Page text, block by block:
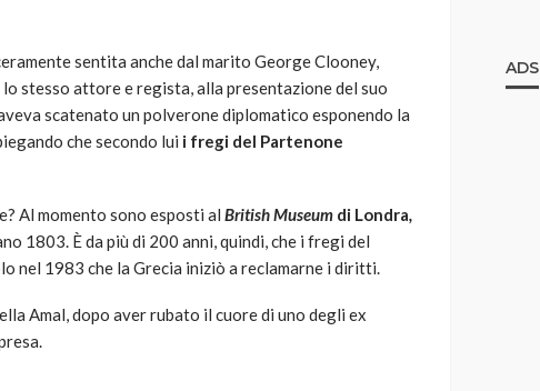
sentita anche dal marito George Clooney,
stesso attore e regista, alla presentazione del suo
scatenato un polverone diplomatico esponendo la
che secondo lui i fregi del Partenone
Al momento sono esposti al British Museum di Londra,
1803. È da più di 200 anni, quindi, che i fregi del
nel 1983 che la Grecia iniziò a reclamarne i diritti.
Amal, dopo aver rubato il cuore di uno degli ex
ADS